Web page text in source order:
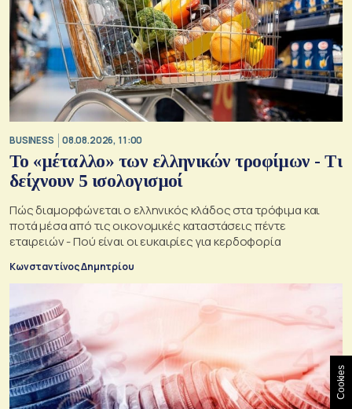
BUSINESS 08.08.2026, 11:00
Το «μέταλλο» των ελληνικών τροφίμων - Τι
δείχνουν 5 ισολογισμοί
Πώς διαμορφώνεται ο ελληνικός κλάδος στα τρόφιμα και
ποτά μέσα από τις οικονομικές καταστάσεις πέντε
εταιρειών - Πού είναι οι ευκαιρίες για κερδοφορία
Κωνσταντίνος Δημητρίου
Cookies